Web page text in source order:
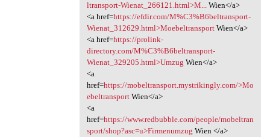
ltransport-Wienat_266121.html>M...Wien</a>
<a href=https://efdir.com/M%C3%B6beltransport-
Wienat_312629.html>MoebeltransportWien</a>
<a href=https://prolink-
directory.com/M%C3%B6beltransport-
Wienat_329205.html>Umzug Wien</a>
<a
href=https://mobeltransport.mystrikingly.com/>Mo
ebeltransportWien</a>
<a
href=https://www.redbubble.com/people/mobeltran
sport/shop?asc=u>Firmenumzug Wien </a>